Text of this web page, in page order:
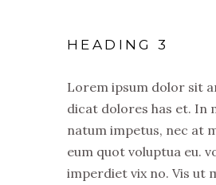
HEADING 3
Lorem ipsum dolor sit
dicat dolores has et. In
natum impetus, nec at
eum quot voluptua eu.
imperdiet vix no. Vis ut